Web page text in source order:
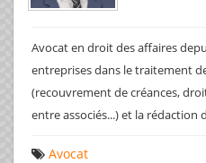
Avocat en droit des affaires
entreprises dans le traitement
(recouvrement de créances,
entre associés...) et la rédaction
Avocat